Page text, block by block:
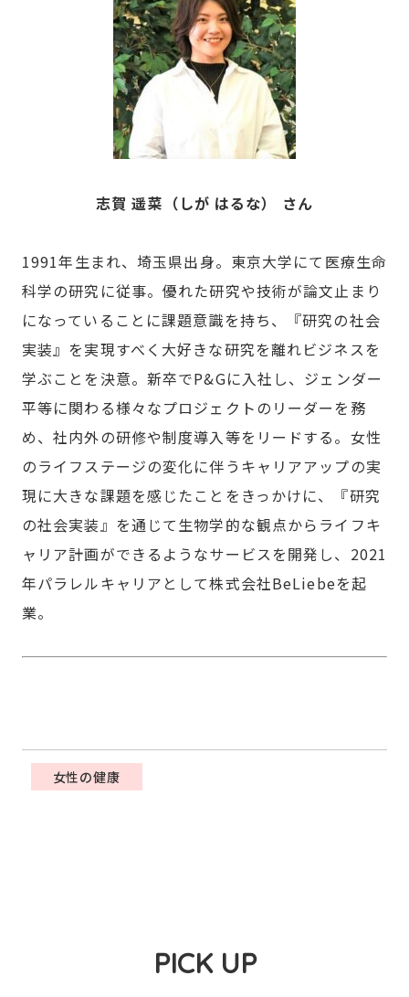
志賀 遥菜（しが はるな） さん
1991年生まれ、埼玉県出身。東京大学にて医療生命
科学の研究に従事。優れた研究や技術が論文止まり
になっていることに課題意識を持ち、『研究の社会
実装』を実現すべく大好きな研究を離れビジネスを
学ぶことを決意。新卒でP&Gに入社し、ジェンダー
平等に関わる様々なプロジェクトのリーダーを務
め、社内外の研修や制度導入等をリードする。女性
のライフステージの変化に伴うキャリアアップの実
現に大きな課題を感じたことをきっかけに、『研究
の社会実装』を通じて生物学的な観点からライフキ
ャリア計画ができるようなサービスを開発し、2021
年パラレルキャリアとして株式会社BeLiebeを起
業。
女性の健康
PICK UP